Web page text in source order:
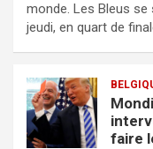
monde. Les Bleus
jeudi, en quart de
faire